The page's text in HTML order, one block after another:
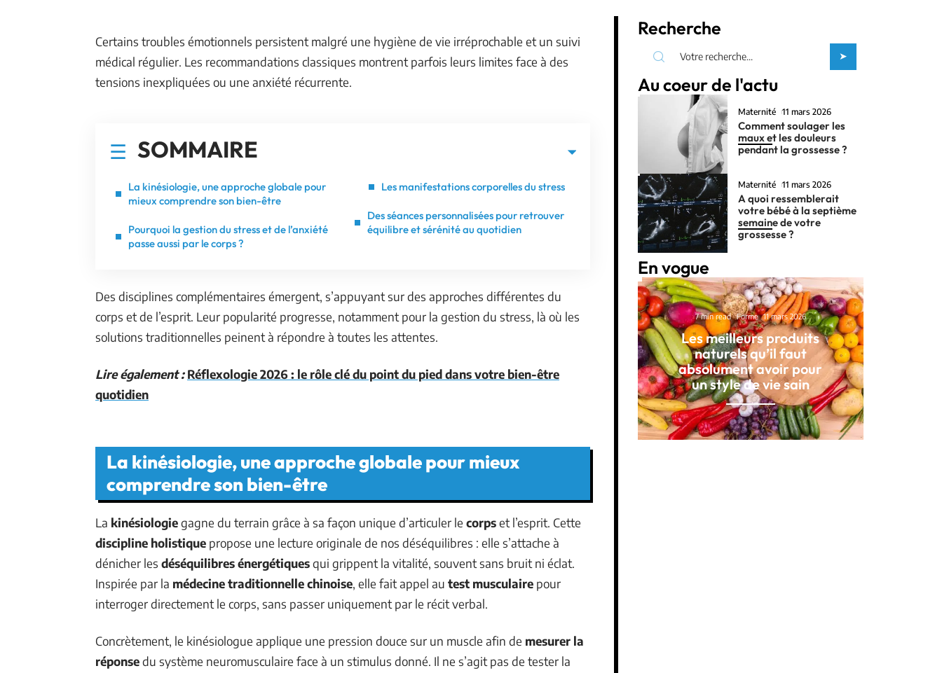
Certains troubles émotionnels persistent malgré une hygiène de vie irréprochable et un suivi
médical régulier. Les recommandations classiques montrent parfois leurs limites face à des
tensions inexpliquées ou une anxiété récurrente.
SOMMAIRE
La kinésiologie, une approche globale pour
mieux comprendre son bien-être
Pourquoi la gestion du stress et de l’anxiété
passe aussi par le corps ?
Les manifestations corporelles du stress
Des séances personnalisées pour retrouver
équilibre et sérénité au quotidien
Des disciplines complémentaires émergent, s’appuyant sur des approches différentes du
corps et de l’esprit. Leur popularité progresse, notamment pour la gestion du stress, là où les
solutions traditionnelles peinent à répondre à toutes les attentes.
Lire également : Réflexologie 2026 : le rôle clé du point du pied dans votre bien-être
quotidien
La kinésiologie, une approche globale pour mieux
comprendre son bien-être
La kinésiologiegagne du terrain grâce à sa façon unique d’articuler le corpset l’esprit. Cette
discipline holistique propose une lecture originale de nos déséquilibres : elle s’attache à
dénicher les déséquilibres énergétiquesqui grippent la vitalité, souvent sans bruit ni éclat.
Inspirée par la médecine traditionnelle chinoise, elle fait appel au test musculaire pour
interroger directement le corps, sans passer uniquement par le récit verbal.
Concrètement, le kinésiologue applique une pression douce sur un muscle afin de mesurer la
réponsedu système neuromusculaire face à un stimulus donné. Il ne s’agit pas de tester la
Recherche
Au coeur de l'actu
Maternité 11 mars 2026
Comment soulager les
maux et les douleurs
pendant la grossesse ?
Maternité 11 mars 2026
A quoi ressemblerait
votre bébé à la septième
semaine de votre
grossesse ?
En vogue
7 min read Forme 11 mars 2026
Les meilleurs produits
naturels qu’il faut
absolument avoir pour
un style de vie sain